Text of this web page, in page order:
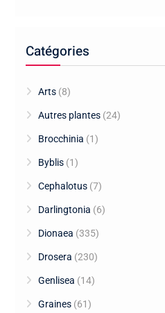
Catégories
Arts (8)
Autres plantes (24)
Brocchinia (1)
Byblis (1)
Cephalotus (7)
Darlingtonia (6)
Dionaea (335)
Drosera (230)
Genlisea (14)
Graines (61)